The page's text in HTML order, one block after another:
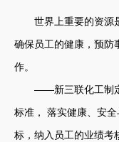
世界上重要的资源是
确保员工的健康，预防
作。
——新三联化工制定
标准， 落实健康、安
标，纳入员工的业绩考